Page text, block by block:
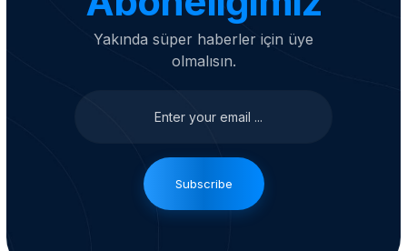
Yakında süper haberler için üye
olmalısın.
Subscribe